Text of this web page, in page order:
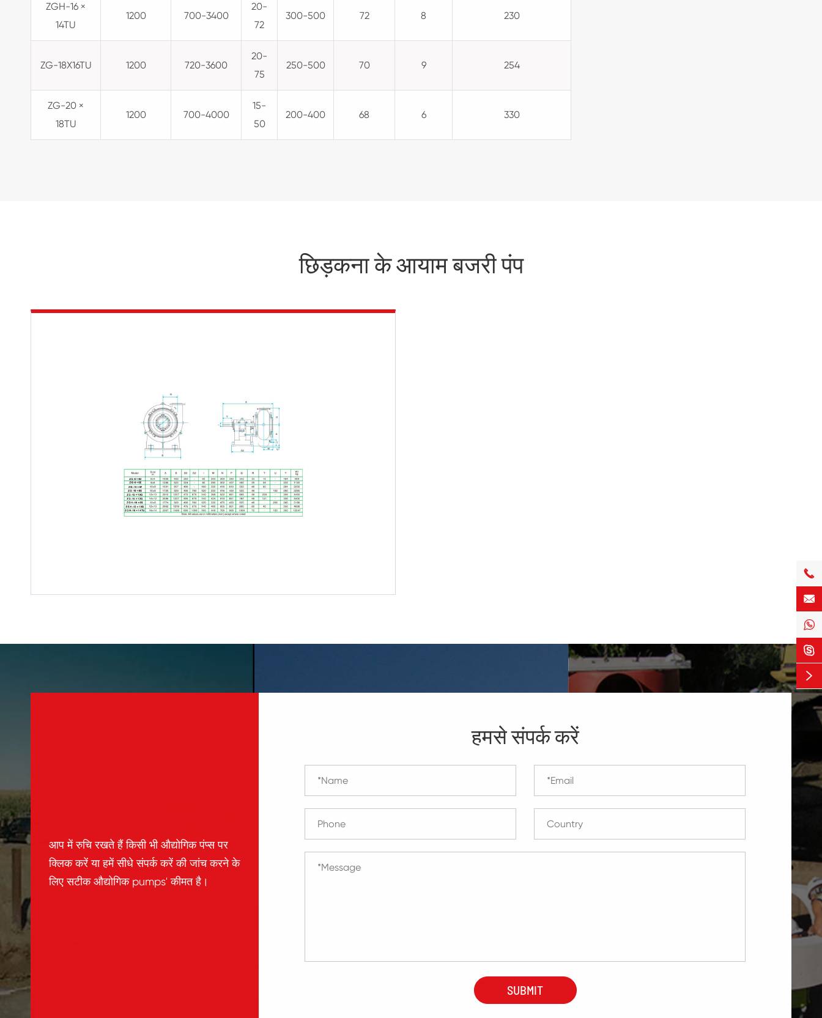
ZGH-16 ×
14TU
1200 700-3400
20-
72
300-500 72 8 230
ZG-18X16TU 1200 720-3600
20-
75
250-500 70 9 254
ZG-20 ×
18TU
1200 700-4000
15-
50
200-400 68 6 330
छिड़कना के आयाम बजरी पंप
आप में रुचि रखते हैं किसी भी औद्योगिक पंप्स पर
क्लिक करें या हमें सीधे संपर्क करें की जांच करने के
लिए सटीक औद्योगिक pumps' कीमत है।
हमसे संपर्क करें




